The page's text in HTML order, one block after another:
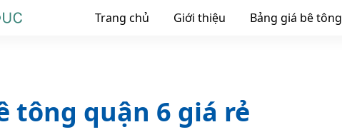
Trang chủ Giới thiệu Bảng giá bê tông
tông quận 6 giá rẻ